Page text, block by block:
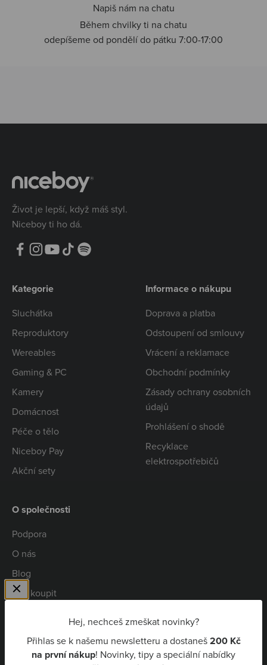
Hej, nechceš zmeškat novinky?
Přihlas se k našemu newsletteru a dostaneš200 Kč
na první nákup! Novinky, tipy a speciální nabídky
Napiš nám na chatu
Během chvilky ti na chatu
odepíšeme od pondělí do pátku 7:00-17:00
Život je lepší, když máš styl.
Niceboy ti ho dá.
Kategorie
Sluchátka
Reproduktory
Wereables
Gaming & PC
Kamery
Domácnost
Péče o tělo
Niceboy Pay
Akční sety
Informace o nákupu
Doprava a platba
Odstoupení od smlouvy
Vrácení a reklamace
Obchodní podmínky
Zásady ochrany osobních
údajů
Prohlášení o shodě
Recyklace
elektrospotřebičů
O společnosti
Podpora
O nás
Blog
Kde koupit
Niceboy Pay